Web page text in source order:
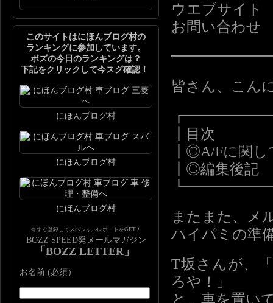
ウエブサイト
お問い合わせ
皆さん、こん
┃目次
┃◎A/Fに関し
┃◎編集後記
またまた、メ
ハイパミの準
T坂さんが、
ろや！」
と、車を置い
このサイトはにほんブログ村の
ランキングに参加しています。
ボズの今日のランキングは？
下記をクリックして今スグ確認！
にほんブログ村
にほんブログ村
にほんブログ村
今すぐ登録してスペシャルレポートをGET！
BOZZ SPEED発メールマガジン
「BOZZ LETTER」
お名前 (必須）